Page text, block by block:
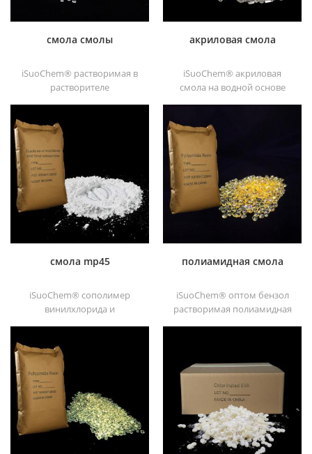
смола смолы
iSuoChem® растворимая в
растворителе
растворимый в
растворителе
хлорированный
полипропиленовый
усилитель адгезии для
полиолефиновые
субстраты.
акриловая смола
iSuoChem® акриловая
смола на водной основе
абразивостойкость,
хорошая растворимость,
высокая прозрачность,
хорошая печатность и
хорошая транзитивность.
смола mp45
iSuoChem® сополимер
винилхлорида и
mp45. Это хороший тип
хлорированного
связующего,
разработанный для
печатной краски и тяжелых
антикоррозийных красок
полиамидная смола
iSuoChem® оптом бензол
растворимая полиамидная